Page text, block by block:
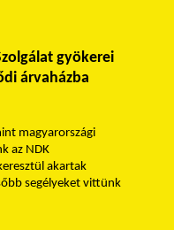
gyökerei
árvaházba
magyarországi
az NDK
akartak
segélyeket vittünk